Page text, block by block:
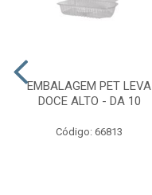
EMBALAGEM PET LEVA
DOCE ALTO - DA 10
Código: 66813